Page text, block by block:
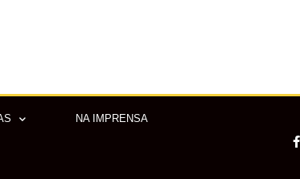
NA IMPRENSA
F
a